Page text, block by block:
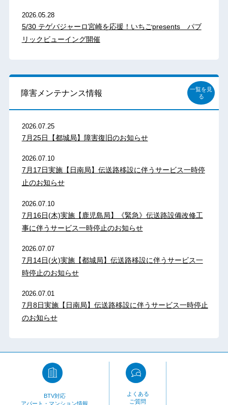
2026.05.28
5/30 テゲバジャーロ宮崎を応援！いちごpresents パブ
リックビューイング開催
障害メンテナンス情報
一覧を見
る
2026.07.25
7月25日【都城局】障害復旧のお知らせ
2026.07.10
7月17日実施【日南局】伝送路移設に伴うサービス一時停
止のお知らせ
2026.07.10
7月16日(木)実施【鹿児島局】《緊急》伝送路設備改修工
事に伴うサービス一時停止のお知らせ
2026.07.07
7月14日(火)実施【都城局】伝送路移設に伴うサービス一
時停止のお知らせ
2026.07.01
7月8日実施【日南局】伝送路移設に伴うサービス一時停止
のお知らせ
BTV対応
アパート・マンション情報
よくある
ご質問